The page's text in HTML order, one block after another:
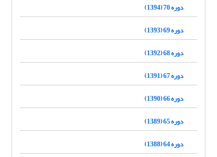
دوره 70 (1394)
دوره 69 (1393)
دوره 68 (1392)
دوره 67 (1391)
دوره 66 (1390)
دوره 65 (1389)
دوره 64 (1388)